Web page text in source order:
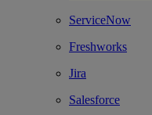
ServiceNow
Freshworks
Jira
Salesforce